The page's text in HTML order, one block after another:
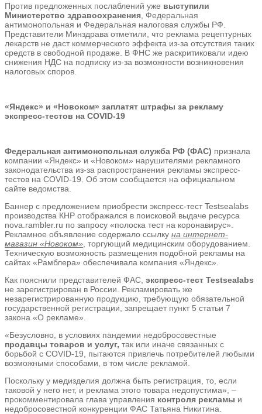
Против предложенных послаблений уже выступили
Министерство здравоохранения , Федеральная
антимонопольная и Федеральная налоговая службы РФ.
Представители Минздрава отметили, что реклама рецептурных
лекарств не даст коммерческого эффекта из-за отсутствия таких
средств в свободной продаже. В ФНС же раскритиковали идею
снижения НДС на подписку из-за возможности возникновения
налоговых споров.
«Яндекс» и «Новоком» заплатят штрафы за рекламу
экспресс-тестов на COVID-19
Федеральная антимонопольная служба РФ (ФАС) признала
компании «Яндекс» и «Новоком» нарушителями рекламного
законодательства из-за распространения рекламы экспресс-
тестов на COVID-19. Об этом сообщается на официальном
сайте ведомства.
Баннер с предложением приобрести экспресс-тест Testsealabs
производства КНР отображался в поисковой выдаче ресурса
nova.rambler.ru по запросу «полоска тест на коронавирус».
Рекламное объявление содержало ссылку на интернет-
магазин «Новоком» , торгующий медицинским оборудованием.
Техническую возможность размещения подобной рекламы на
сайтах «Рамблера» обеспечивала компания «Яндекс».
Как пояснили представителей ФАС, экспресс-тест Testsealabs
не зарегистрирован в России. Рекламировать же
незарегистрированную продукцию, требующую обязательной
государственной регистрации, запрещает пункт 5 статьи 7
закона «О рекламе».
«Безусловно, в условиях пандемии недобросовестные
продавцы товаров и услуг, так или иначе связанных с
борьбой с COVID-19, пытаются привлечь потребителей любыми
возможными способами, в том числе рекламой.
Поскольку у медизделия должна быть регистрация, то, если
таковой у него нет, и реклама этого товара недопустима», –
прокомментировала глава управления контроля рекламы и
недобросовестной конкуренции ФАС Татьяна Никитина.